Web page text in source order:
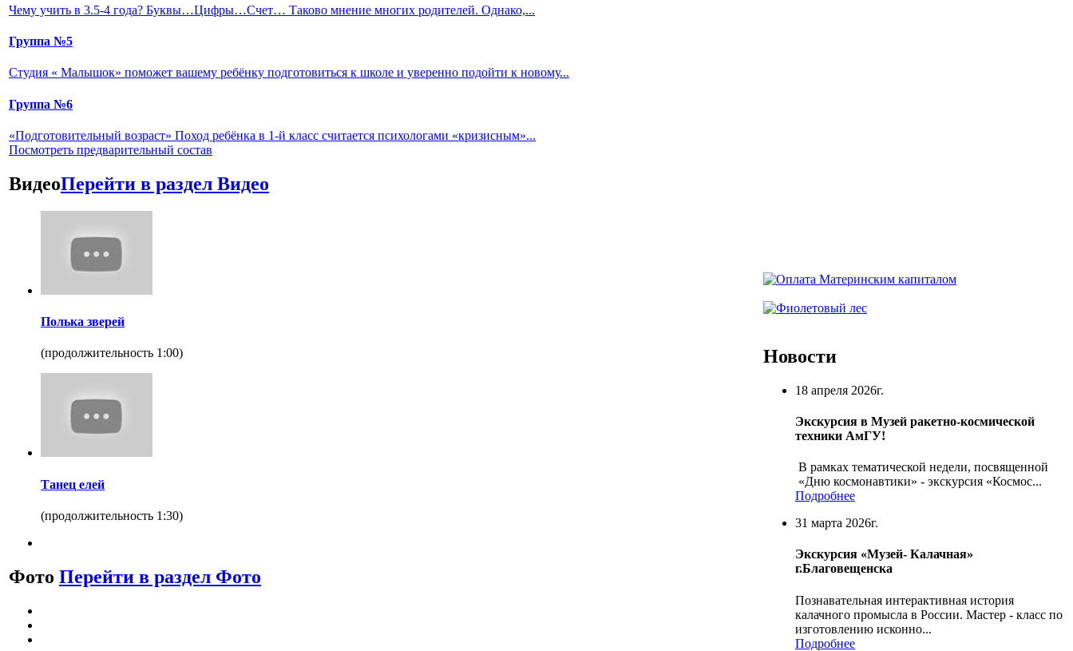
Чему учить в 3.5-4 года? Буквы…Цифры…Счет… Таково мнение многих родителей. Однако,...
Группа №5
Студия « Малышок» поможет вашему ребёнку подготовиться к школе и уверенно подойти к новому...
Группа №6
«Подготовительный возраст» Поход ребёнка в 1-й класс считается психологами «кризисным»...
Посмотреть предварительный состав
ВидеоПерейти в раздел Видео
Полька зверей
(продолжительность 1:00)
Танец елей
(продолжительность 1:30)
Фото Перейти в раздел Фото
Новости
18 апреля 2026г.
Экскурсия в Музей ракетно-космической
техники АмГУ!
В рамках тематической недели, посвященной
«Дню космонавтики» - экскурсия «Космос...
Подробнее
31 марта 2026г.
Экскурсия «Музей- Калачная»
г.Благовещенска
Познавательная интерактивная история
калачного промысла в России. Мастер - класс по
изготовлению исконно...
Подробнее